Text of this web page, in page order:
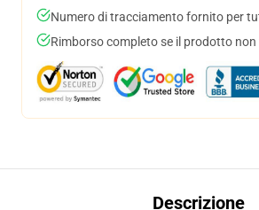
Numero di tracciamento fornito per
Rimborso completo se il prodotto
Descrizione